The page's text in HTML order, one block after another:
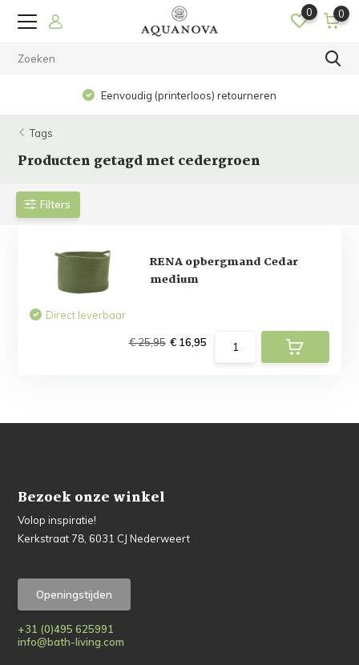
0 0
Eenvoudig (printerloos) retourneren
Tags
Producten getagd met cedergroen
Filters
RENA opbergmand Cedar
medium
Direct leverbaar
€ 25,95 € 16,95
Bezoek onze winkel
Volop inspiratie!
Kerkstraat 78, 6031 CJ Nederweert
Openingstijden
+31 (0)495 625991
info@bath-living.com